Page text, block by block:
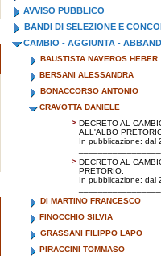
AVVISO PUBBLICO
BANDI DI SELEZIONE E
CAMBIO - AGGIUNTA -
BAUSTISTA NAVEROS HEBER
BERSANI ALESSANDRA
BONACCORSO ANTONIO
CRAVOTTA DANIELE
> DECRETO AL
ALL'ALBO
In pubblicazione: dal
> DECRETO AL
PRETORIO.
In pubblicazione: dal
DI MARTINO FRANCESCO
FINOCCHIO SILVIA
GRASSANI FILIPPO LAPO
PIRACCINI TOMMASO